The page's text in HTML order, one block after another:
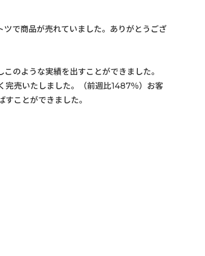
で商品が売れていました。ありがとうござ
のような実績を出すことができました。
完売いたしました。（前週比1487％）お客
ことができました。